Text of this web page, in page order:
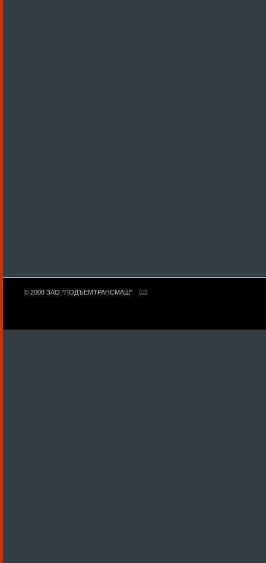
© 2008 ЗАО "ПОДЪЕМТРАНСМАШ"